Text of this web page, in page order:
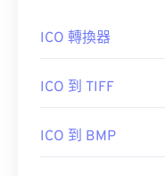
ICO 轉換器
ICO 到 TIFF
ICO 到 BMP